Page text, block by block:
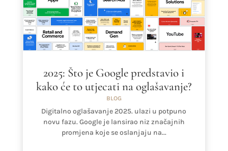
2025: Što je Google predstavio i
kako će to utjecati na oglašavanje?
BLOG
Digitalno oglašavanje 2025. ulazi u potpuno
novu fazu. Google je lansirao niz značajnih
promjena koje se oslanjaju na...